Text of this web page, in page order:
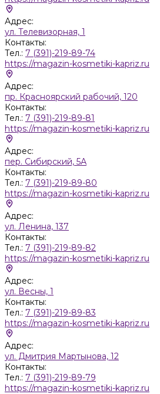
Адрес:
ул. Телевизорная, 1
Контакты:
Тел.: 7 (391)-219-89-74
https://magazin-kosmetiki-kapriz.ru
Адрес:
пр. Красноярский рабочий, 120
Контакты:
Тел.: 7 (391)-219-89-81
https://magazin-kosmetiki-kapriz.ru
Адрес:
пер. Сибирский, 5А
Контакты:
Тел.: 7 (391)-219-89-80
https://magazin-kosmetiki-kapriz.ru
Адрес:
ул. Ленина, 137
Контакты:
Тел.: 7 (391)-219-89-82
https://magazin-kosmetiki-kapriz.ru
Адрес:
ул. Весны, 1
Контакты:
Тел.: 7 (391)-219-89-83
https://magazin-kosmetiki-kapriz.ru
Адрес:
ул. Дмитрия Мартынова, 12
Контакты:
Тел.: 7 (391)-219-89-79
https://magazin-kosmetiki-kapriz.ru